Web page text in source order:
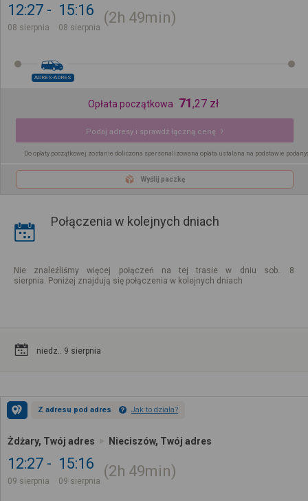
12:27
08 sierpnia
15:16
08 sierpnia
2h 49min
ADRES-ADRES
Opłata początkowa 71,27 zł
Podaj adresy i sprawdź łączną cenę
Do opłaty początkowej zostanie doliczona spersonalizowana opłata ustalana na podstawie
Wyślij paczkę
Połączenia w kolejnych dniach
Nie znaleźliśmy więcej połączeń na tej trasie w dniu sob.. 8
sierpnia. Poniżej znajdują się połączenia w kolejnych dniach
niedz.. 9 sierpnia
Z adresu pod adres Jak to działa?
Żdżary, Twój adres Nieciszów, Twój adres
12:27
09 sierpnia
15:16
09 sierpnia
2h 49min